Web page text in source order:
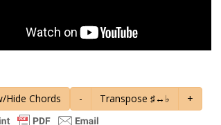
Hide Chords - Transpose ♯↔♭ +